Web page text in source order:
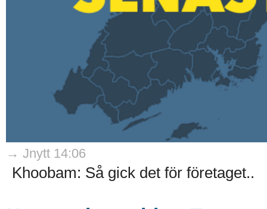
→ Jnytt 14:06
Khoobam: Så gick det för företaget..